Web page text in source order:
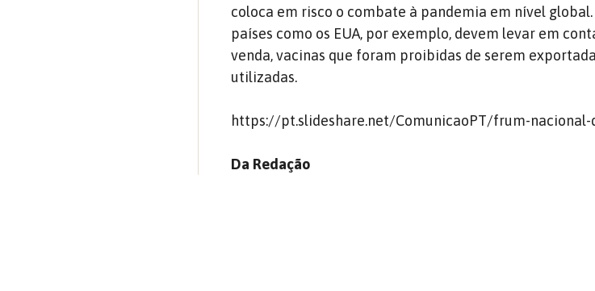
coloca em risco o combate à pandemia em nível
países como os EUA, por exemplo, devem levar em
venda, vacinas que foram proibidas de serem
utilizadas.
https://pt.slideshare.net/ComunicaoPT/frum-nacional-
Da Redação